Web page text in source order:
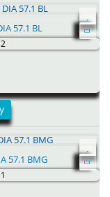
57.1 BL
2
57.1 BMG
1